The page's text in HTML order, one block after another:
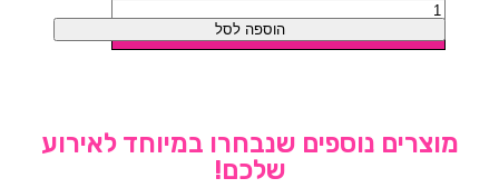
הוספה לסל
מוצרים נוספים שנבחרו במיוחד לאירוע
שלכם!